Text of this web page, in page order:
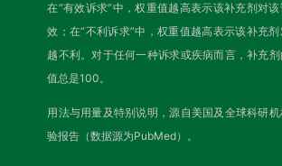
在“有效诉求”中，权重值越高表示该补充剂对
效；在“不利诉求”中，权重值越高表示该补充
越不利。对于任何一种诉求或疾病而言，补充
值总是100。
用法与用量及特别说明，源自美国及全球科研
验报告（数据源为PubMed）。